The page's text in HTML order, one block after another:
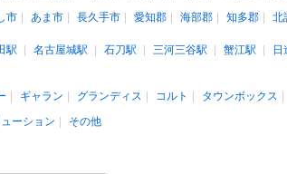
市 あま市 長久手市 愛知郡 海部郡 知多郡 北
駅 名古屋城駅 石刀駅 三河三谷駅 蟹江駅
日
ギャラン グランディス コルト タウンボックス
ーション その他